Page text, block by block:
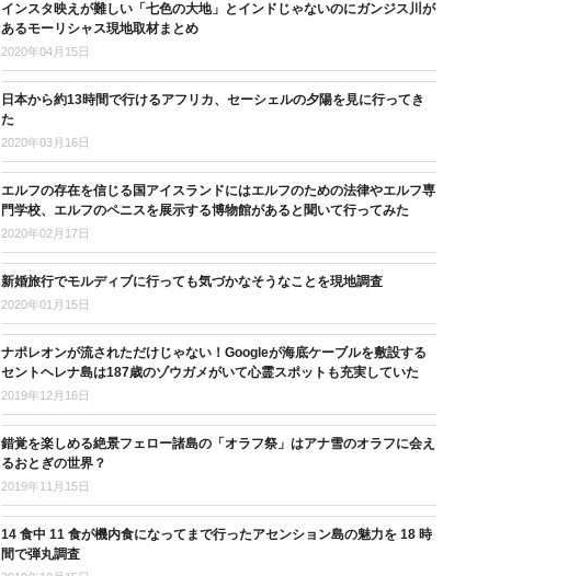
インスタ映えが難しい「七色の大地」とインドじゃないのにガンジス川が
あるモーリシャス現地取材まとめ
2020年04月15日
日本から約13時間で行けるアフリカ、セーシェルの夕陽を見に行ってき
た
2020年03月16日
エルフの存在を信じる国アイスランドにはエルフのための法律やエルフ専
門学校、エルフのペニスを展示する博物館があると聞いて行ってみた
2020年02月17日
新婚旅行でモルディブに行っても気づかなそうなことを現地調査
2020年01月15日
ナポレオンが流されただけじゃない！Googleが海底ケーブルを敷設する
セントヘレナ島は187歳のゾウガメがいて心霊スポットも充実していた
2019年12月16日
錯覚を楽しめる絶景フェロー諸島の「オラフ祭」はアナ雪のオラフに会え
るおとぎの世界？
2019年11月15日
14 食中 11 食が機内食になってまで行ったアセンション島の魅力を 18 時
間で弾丸調査